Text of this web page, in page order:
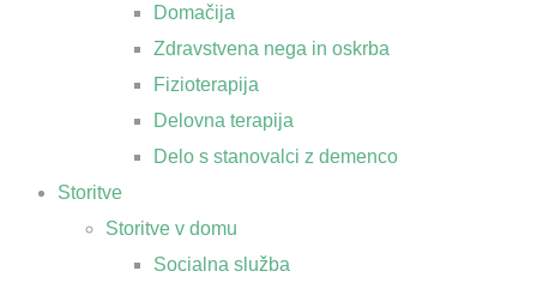
Domačija
Zdravstvena nega in oskrba
Fizioterapija
Delovna terapija
Delo s stanovalci z demenco
Storitve
Storitve v domu
Socialna služba